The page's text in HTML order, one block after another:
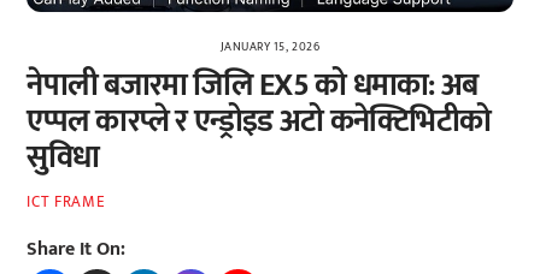
JANUARY 15, 2026
नेपाली बजारमा जिलि EX5 को धमाका: अब
एप्पल कारप्ले र एन्ड्रोइड अटो कनेक्टिभिटीको
सुविधा
ICT FRAME
Share It On: